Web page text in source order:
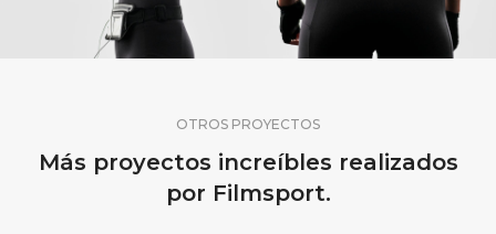
OTROS PROYECTOS
Más proyectos increíbles realizados
por Filmsport.